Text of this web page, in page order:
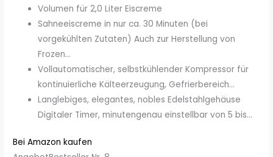
Volumen für 2,0 Liter Eiscreme
Sahneeiscreme in nur ca. 30 Minuten (bei
vorgekühlten Zutaten) Auch zur Herstellung von
Frozen...
Vollautomatischer, selbstkühlender Kompressor für
kontinuierliche Kälteerzeugung, Gefrierbereich...
Langlebiges, elegantes, nobles Edelstahlgehäuse
Digitaler Timer, minutengenau einstellbar von 5 bis...
Bei Amazon kaufen